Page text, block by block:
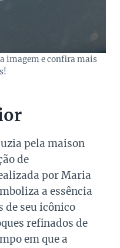
imagem e confira mais
pela maison
de
por Maria
a essência
de seu icônico
refinados de
em que a